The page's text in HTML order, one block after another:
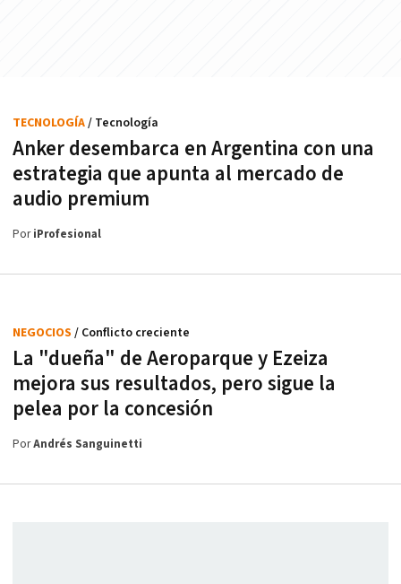
Anker desembarca en Argentina con una
estrategia que apunta al mercado de
audio premium
TECNOLOGÍA/ Tecnología
PoriProfesional
La "dueña" de Aeroparque y Ezeiza
mejora sus resultados, pero sigue la
pelea por la concesión
NEGOCIOS / Conflicto creciente
PorAndrés Sanguinetti